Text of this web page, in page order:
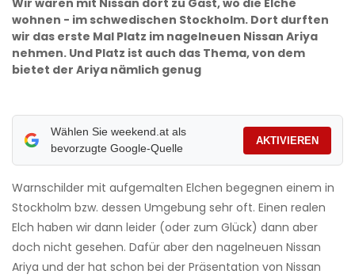
Wir waren mit Nissan dort zu Gast, wo die Elche
wohnen - im schwedischen Stockholm. Dort durften
wir das erste Mal Platz im nagelneuen Nissan Ariya
nehmen. Und Platz ist auch das Thema, von dem
bietet der Ariya nämlich genug
Wählen Sie weekend.at als
bevorzugte Google-Quelle
AKTIVIEREN
Warnschilder mit aufgemalten Elchen begegnen einem in
Stockholm bzw. dessen Umgebung sehr oft. Einen realen
Elch haben wir dann leider (oder zum Glück) dann aber
doch nicht gesehen. Dafür aber den nagelneuen Nissan
Ariya und der hat schon bei der Präsentation von Nissan